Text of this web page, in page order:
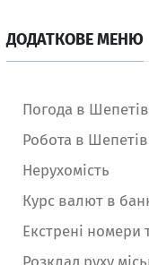
ДОДАТКОВЕ МЕНЮ
Погода в
Робота в
Нерухомість
Курс валют в
Екстрені номери
Розклад руху